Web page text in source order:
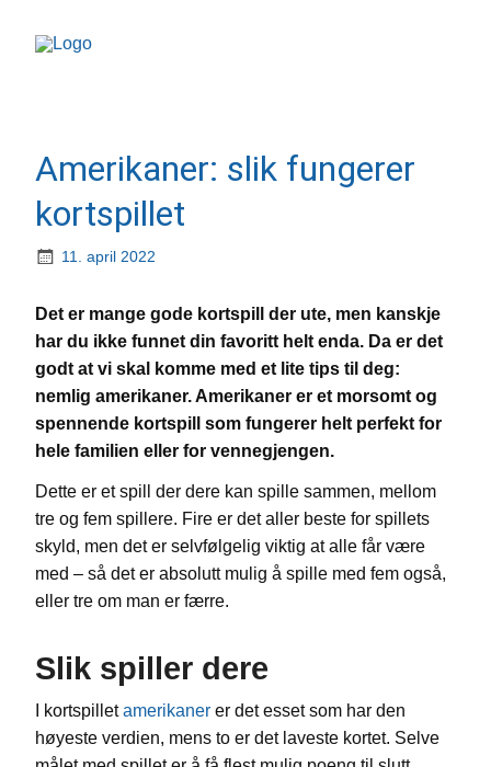
Amerikaner: slik fungerer
kortspillet
11. april 2022
Det er mange gode kortspill der ute, men kanskje
har du ikke funnet din favoritt helt enda. Da er det
godt at vi skal komme med et lite tips til deg:
nemlig amerikaner. Amerikaner er et morsomt og
spennende kortspill som fungerer helt perfekt for
hele familien eller for vennegjengen.
Dette er et spill der dere kan spille sammen, mellom
tre og fem spillere. Fire er det aller beste for spillets
skyld, men det er selvfølgelig viktig at alle får være
med – så det er absolutt mulig å spille med fem også,
eller tre om man er færre.
Slik spiller dere
I kortspilletamerikaner er det esset som har den
høyeste verdien, mens to er det laveste kortet. Selve